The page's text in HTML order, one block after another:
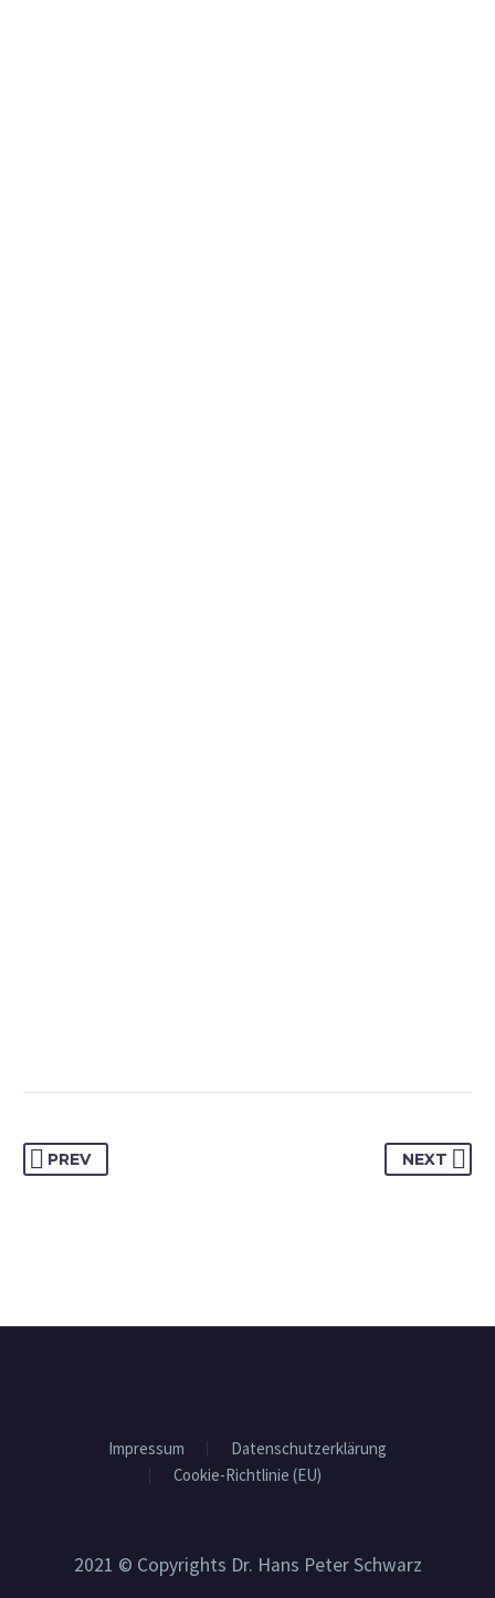
PREV NEXT
Impressum
Datenschutzerklärung
Cookie-Richtlinie (EU)
2021 © Copyrights Dr. Hans Peter Schwarz